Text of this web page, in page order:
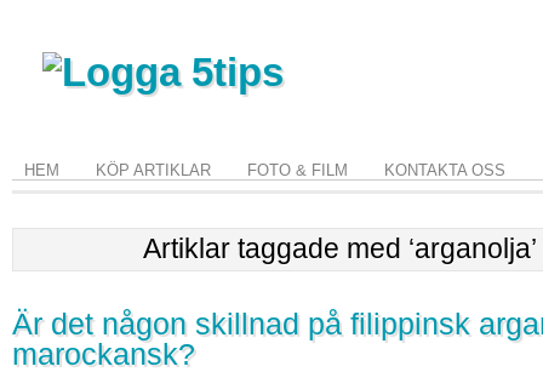
HEM KÖP ARTIKLAR FOTO & FILM KONTAKTA OSS
Artiklar taggade med ‘arganolja’
Är det någon skillnad på filippinsk
marockansk?